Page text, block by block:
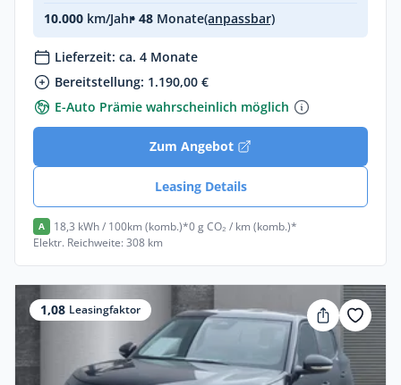
10.000 km/Jahr• 48 Monate(anpassbar)
Lieferzeit: ca. 4 Monate
Bereitstellung: 1.190,00 €
E-Auto Prämie wahrscheinlich möglich
Zum Angebot
Leasing Details
A 18,3 kWh / 100km (komb.)*0 g CO₂ / km (komb.)*
Elektr. Reichweite: 308 km
1,08 Leasingfaktor